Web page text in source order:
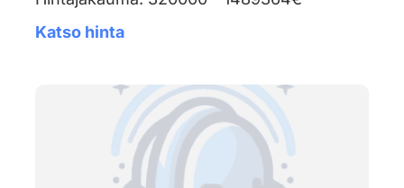
Katso hinta